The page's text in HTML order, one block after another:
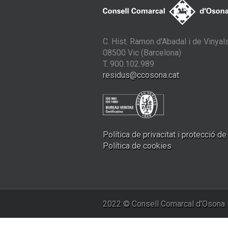
C. Hist. Ramon d'Abadal i de
08500 Vic (Barcelona)
T. 900.102.989
residus@ccosona.cat
Política de privacitat i protecció
Política de cookies
2022 © Consell Comarcal d'Osona